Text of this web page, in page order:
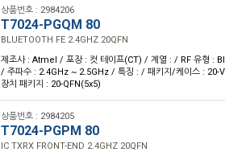
상품번호 : 2984206
T7024-PGQM 80
BLUETOOTH FE 2.4GHZ 20QFN
제조사 : Atmel / 포장 : 컷 테이프(CT) / 계열 : / RF 유형 :
/ 주파수 : 2.4GHz ~ 2.5GHz / 특징 : / 패키지/케이스 : 20-
장치 패키지 : 20-QFN(5x5)
상품번호 : 2984205
T7024-PGPM 80
IC TXRX FRONT-END 2.4GHZ 20QFN